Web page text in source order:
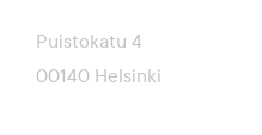
Puistokatu 4
00140 Helsinki